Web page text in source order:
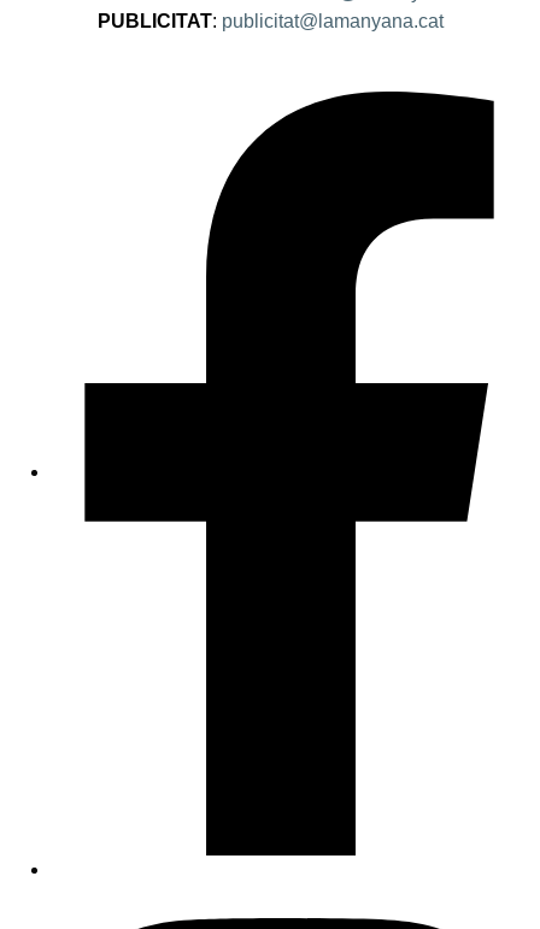
PUBLICITAT: publicitat@lamanyana.cat